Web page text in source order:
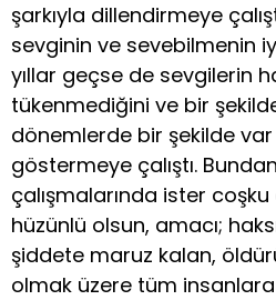
şarkıyla dillendirmeye
sevginin ve sevebilmenin
yıllar geçse de sevgilerin
tükenmediğini ve bir
dönemlerde bir şekilde
göstermeye çalıştı.
çalışmalarında ister
hüzünlü olsun, amacı;
şiddete maruz kalan,
olmak üzere tüm insanlara